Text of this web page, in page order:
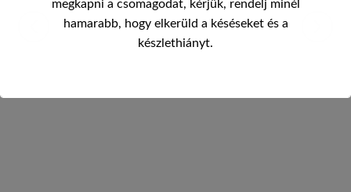
megkapni a csomagodat, kérjük, rendelj minél
hamarabb, hogy elkerüld a késéseket és a
készlethiányt.